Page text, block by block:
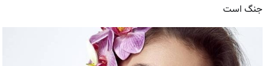
جنگ است